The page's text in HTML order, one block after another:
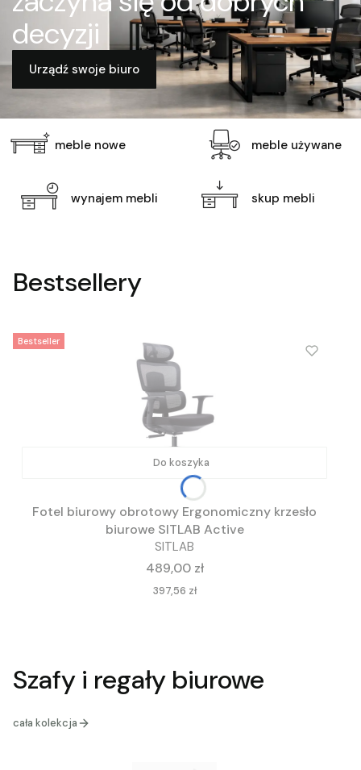
decyzji
Urządź swoje biuro
meble nowe meble używane
wynajem mebli skup mebli
Bestsellery
Bestseller
Do koszyka
Fotel biurowy obrotowy Ergonomiczny krzesło
biurowe SITLAB Active
SITLAB
Cena
489,00 zł
Cena
397,56 zł
Szafy i regały biurowe
cała kolekcja